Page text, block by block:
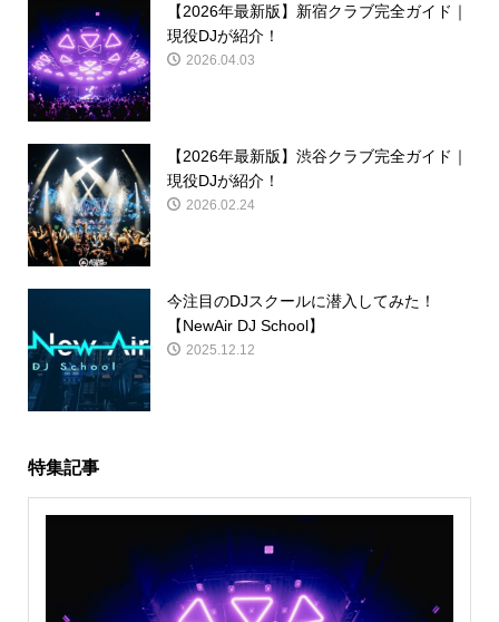
【2026年最新版】新宿クラブ完全ガイド｜
現役DJが紹介！
2026.04.03
【2026年最新版】渋谷クラブ完全ガイド｜
現役DJが紹介！
2026.02.24
今注目のDJスクールに潜入してみた！
【NewAir DJ School】
2025.12.12
特集記事